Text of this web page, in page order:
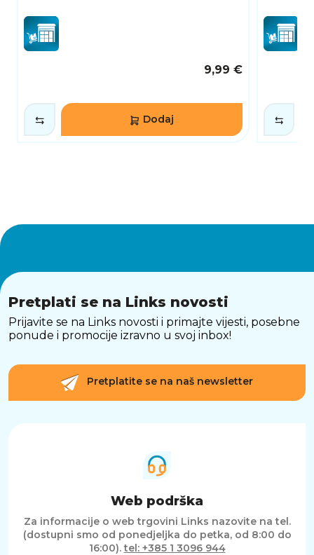
9,99 €
Dodaj
Pretplati se na Links novosti
Prijavite se na Links novosti i primajte vijesti, posebne
ponude i promocije izravno u svoj inbox!
Pretplatite se na naš newsletter
Web podrška
Za informacije o web trgovini Links nazovite na tel.
(dostupni smo od ponedjeljka do petka, od 8:00 do
16:00).tel: +385 1 3096 944